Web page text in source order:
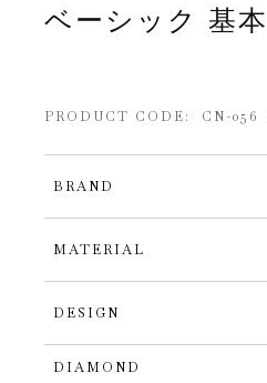
ベーシック 基本
PRODUCT CODE: CN-056
BRAND
MATERIAL
DESIGN
DIAMOND